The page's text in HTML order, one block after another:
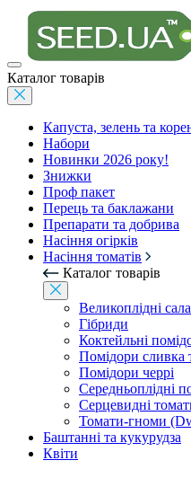
Каталог товарів
Капуста, зелень та
Набори
Новинки 2026 року!
Знижки
Проф пакет
Перець та баклажани
Препарати та добрива
Насіння огірків
Насіння томатів
Каталог товарів
Великоплідні
Гібриди
Коктейльні
Помідори сливка
Помідори черрі
Середньоплідні
Серцевидні
Томати-гноми
Баштанні та кукурудза
Квіти